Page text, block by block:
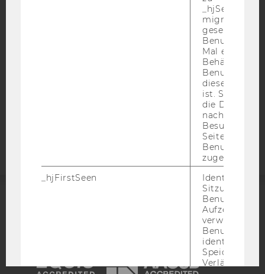
DATENSCHUTZERKLÄRUNG SOCIAL MEDIA
STUDIENBEWERBER*INNEN UND STUDIERENDE
Barrierefreiheitserklärung
migrieren.
gesetzt,
Benutzer
Mal eine
Behält die
Benutzer-ID
diese Seite
ist. Stellt
die Daten von
Besuchen
Seite
Benutzer-ID
zugeordnet
_hjFirstSeen
Identifiziert
Sitzung eines
Benutzers.
verwendet,
identifizieren.
Verlängert